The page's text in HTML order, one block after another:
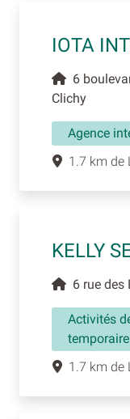
IOTA
6
Clichy
Agence
1.7 km de
KELLY
6 rue des
Activités
temporaire
1.7 km de